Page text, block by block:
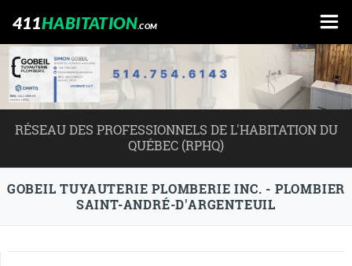
411HABITATION.COM
RÉSEAU DES PROFESSIONNELS DE L'HABITATION DU
QUÉBEC (RPHQ)
GOBEIL TUYAUTERIE PLOMBERIE INC. - PLOMBIER
SAINT-ANDRÉ-D'ARGENTEUIL